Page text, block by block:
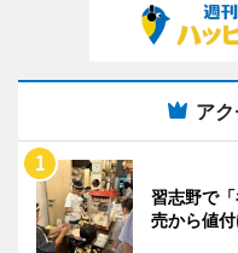
ア
習志野で
売から値